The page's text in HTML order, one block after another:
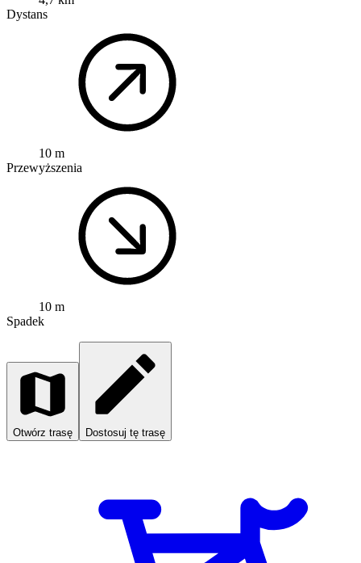
Dystans
10 m
Przewyższenia
10 m
Spadek
Otwórz trasę Dostosuj tę trasę